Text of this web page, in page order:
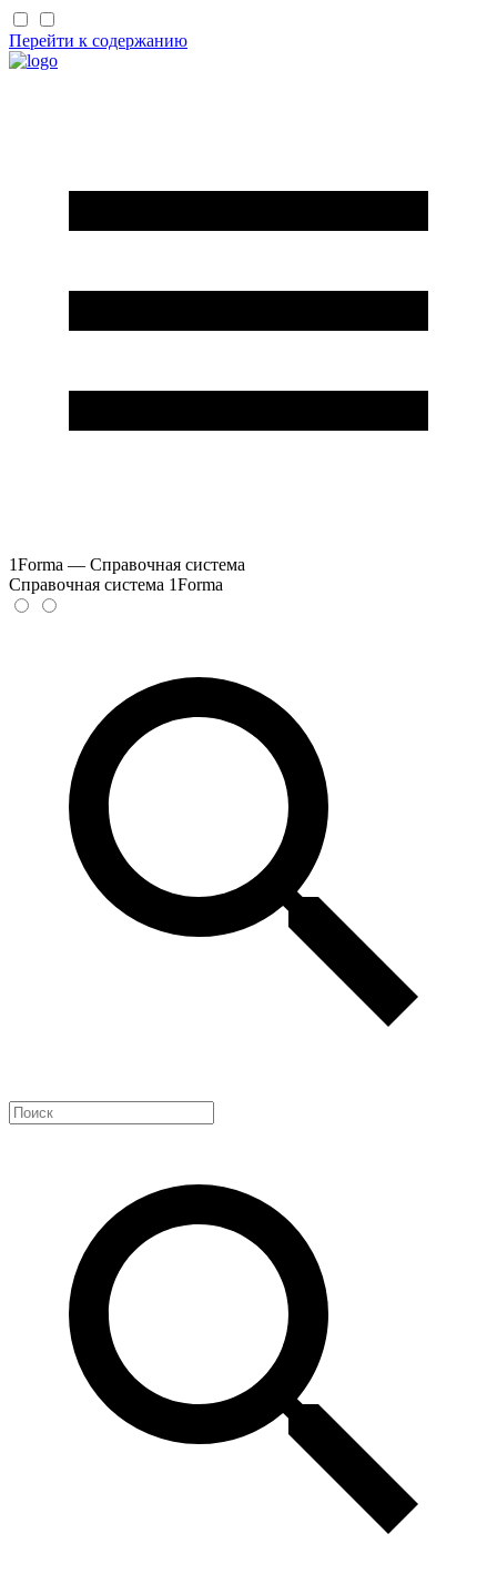
Перейти к содержанию
1Forma — Справочная система
Справочная система 1Forma